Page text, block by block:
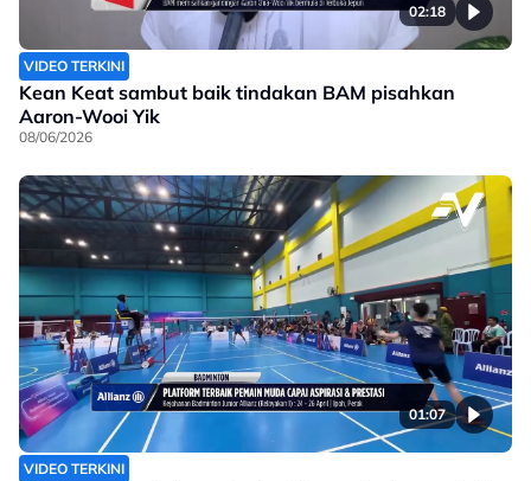
02:18
VIDEO TERKINI
Kean Keat sambut baik tindakan BAM pisahkan
Aaron-Wooi Yik
08/06/2026
01:07
VIDEO TERKINI